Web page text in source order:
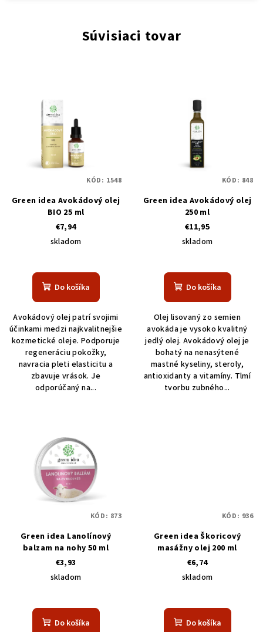
Súvisiaci tovar
Green idea Avokádový olej
BIO 25 ml
€7,94
skladom
Do košíka
Avokádový olej patrí svojimi
účinkami medzi najkvalitnejšie
kozmetické oleje. Podporuje
regeneráciu pokožky,
navracia pleti elasticitu a
zbavuje vrások. Je
odporúčaný na...
KÓD: 1548
Green idea Avokádový olej
250 ml
€11,95
skladom
Do košíka
Olej lisovaný zo semien
avokáda je vysoko kvalitný
jedlý olej. Avokádový olej je
bohatý na nenasýtené
mastné kyseliny, steroly,
antioxidanty a vitamíny. Tlmí
tvorbu zubného...
KÓD: 848
Green idea Lanolínový
balzam na nohy 50 ml
€3,93
skladom
Do košíka
KÓD: 873
Green idea Škoricový
masážny olej 200 ml
€6,74
skladom
Do košíka
KÓD: 936